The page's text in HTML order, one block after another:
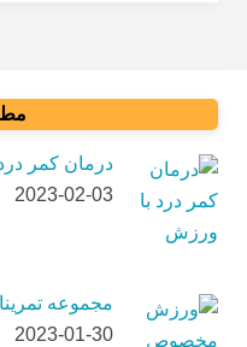
درمان کمر
2023-02-03
مجموعه
2023-01-30